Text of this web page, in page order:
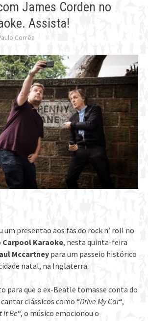
James Corden no
Assista!
Corrêa
um presentão aos fãs do rock n’ roll no
Carpool Karaoke, nesta quinta-feira
Mccartney para um passeio histórico
natal, na Inglaterra.
para que o ex-Beatle tomasse conta do
clássicos como “Drive My Car“,
It Be“, o músico emocionou o